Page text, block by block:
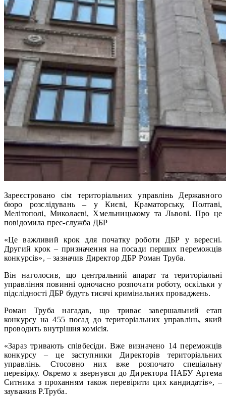
Зареєстровано сім територіальних управлінь Державного
бюро розслідувань – у Києві, Краматорську, Полтаві,
Мелітополі, Миколаєві, Хмельницькому та Львові. Про це
повідомила прес-служба ДБР
«Це важливий крок для початку роботи ДБР у вересні.
Другий крок – призначення на посади перших переможців
конкурсів», – зазначив Директор ДБР Роман Труба.
Він наголосив, що центральний апарат та територіальні
управління повинні одночасно розпочати роботу, оскільки у
підслідності ДБР будуть тисячі кримінальних проваджень.
Роман Труба нагадав, що триває завершальний етап
конкурсу на 455 посад до територіальних управлінь, який
проводить внутрішня комісія.
«Зараз тривають співбесіди. Вже визначено 14 переможців
конкурсу – це заступники Директорів територіальних
управлінь. Стосовно них вже розпочато спеціальну
перевірку. Окремо я звернувся до Директора НАБУ Артема
Ситника з проханням також перевірити цих кандидатів», –
зауважив Р.Труба.